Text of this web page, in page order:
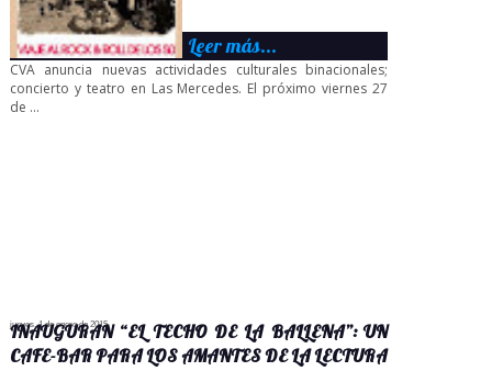
Leer más...
CVA anuncia nuevas actividades culturales binacionales;
concierto y teatro en Las Mercedes. El próximo viernes 27
de ...
jueves, 1 de enero de 2015
INAUGURAN “EL TECHO DE LA BALLENA”: UN
CAFE-BAR PARA LOS AMANTES DE LA LECTURA